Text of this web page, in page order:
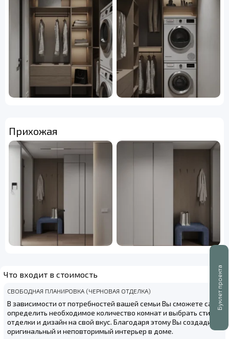
Буклет проекта
Прихожая
Что входит в стоимость
СВОБОДНАЯ ПЛАНИРОВКА (ЧЕРНОВАЯ ОТДЕЛКА)
В зависимости от потребностей вашей семьи Вы сможете сами
определить необходимое количество комнат и выбрать стиль
отделки и дизайн на свой вкус. Благодаря этому Вы создадите
оригинальный и неповторимый интерьер в доме.